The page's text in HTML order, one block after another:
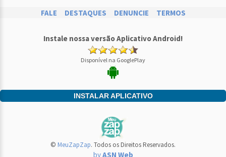
FALE DESTAQUES DENUNCIE TERMOS
Instale nossa versão Aplicativo Android!
Disponível na GooglePlay
INSTALAR APLICATIVO
© MeuZapZap. Todos os Direitos Reservados.
byASN Web